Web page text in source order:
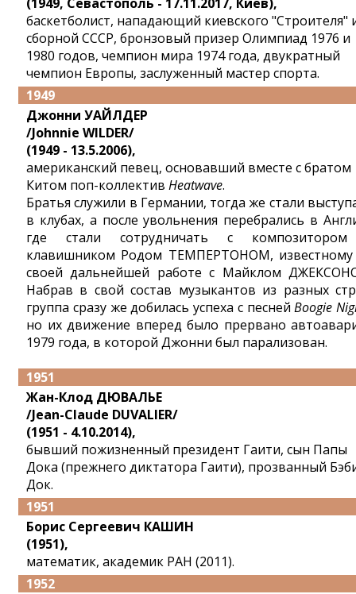
баскетболист, нападающий киевского "Строителя"
сборной СССР, бронзовый призер Олимпиад 1976 и
1980 годов, чемпион мира 1974 года, двукратный
чемпион Европы, заслуженный мастер спорта.
1949
Джонни УАЙЛДЕР
/Johnnie WILDER/
(1949 - 13.5.2006),
американский певец, основавший вместе с братом
Китом поп-коллектив Heatwave.
Братья служили в Германии, тогда же стали
в клубах, а после увольнения перебрались в
где стали сотрудничать с
клавишником Родом ТЕМПЕРТОНОМ,
своей дальнейшей работе с Майклом
Набрав в свой состав музыкантов из разных
группа сразу же добилась успеха с песнейBoogie
но их движение вперед было прервано
1979 года, в которой Джонни был парализован.
1951
Жан-Клод ДЮВАЛЬЕ
/Jean-Claude DUVALIER/
(1951 - 4.10.2014),
бывший пожизненный президент Гаити, сын Папы
Дока (прежнего диктатора Гаити), прозванный
Док.
1951
Борис Сергеевич КАШИН
(1951),
математик, академик РАН (2011).
1952